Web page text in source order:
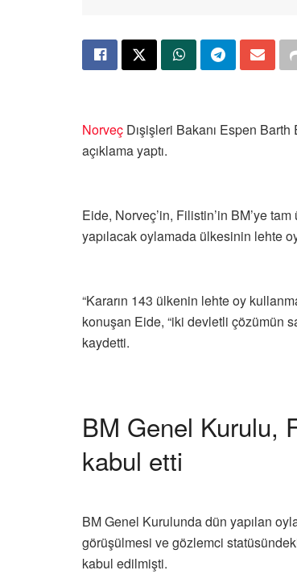
Norveç Dışişleri Bakanı Espen Barth
açıklama yaptı.
Eide, Norveç’in, Filistin’in BM’ye
yapılacak oylamada ülkesinin lehte
“Kararın 143 ülkenin lehte oy
konuşan Eide, “iki devletli çözümün
kaydetti.
BM Genel Kurulu,
kabul etti
BM Genel Kurulunda dün yapılan
görüşülmesi ve gözlemci statüsündeki
kabul edilmişti.